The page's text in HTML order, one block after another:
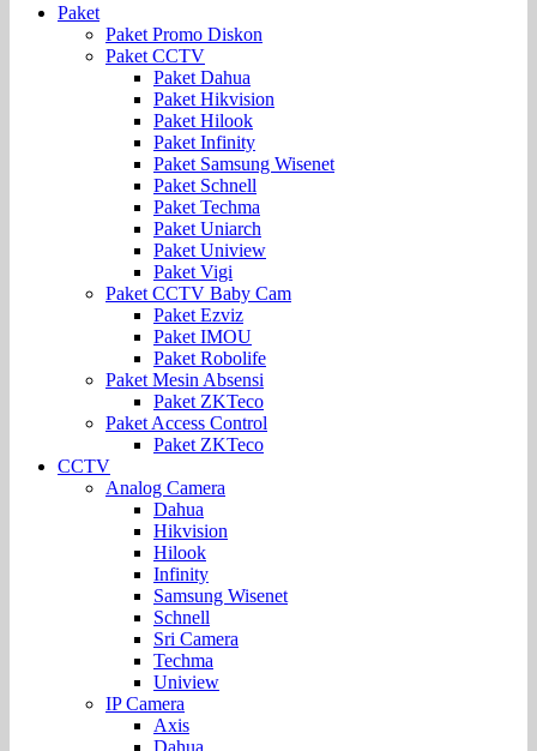
Paket
Paket Promo Diskon
Paket CCTV
Paket Dahua
Paket Hikvision
Paket Hilook
Paket Infinity
Paket Samsung Wisenet
Paket Schnell
Paket Techma
Paket Uniarch
Paket Uniview
Paket Vigi
Paket CCTV Baby Cam
Paket Ezviz
Paket IMOU
Paket Robolife
Paket Mesin Absensi
Paket ZKTeco
Paket Access Control
Paket ZKTeco
CCTV
Analog Camera
Dahua
Hikvision
Hilook
Infinity
Samsung Wisenet
Schnell
Sri Camera
Techma
Uniview
IP Camera
Axis
Dahua